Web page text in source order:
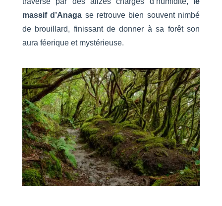
massif d’Anaga se retrouve bien souvent nimbé
de brouillard, finissant de donner à sa forêt son
aura féerique et mystérieuse.